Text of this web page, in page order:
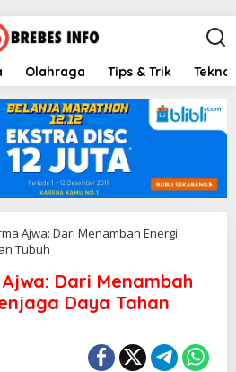
Olahraga Tips & Trik
Ajwa: Dari Menambah Energi
Tubuh
Dari Menambah
Daya Tahan